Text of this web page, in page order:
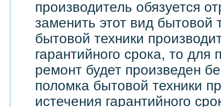
производитель обязуется
заменить этот вид бытовой
бытовой техники
гарантийного срока, то для
ремонт будет произведен
поломка бытовой техники
истечения гарантийного